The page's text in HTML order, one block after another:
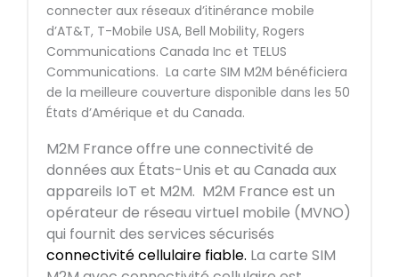
connecter aux réseaux d’itinérance mobile
d’AT&T, T-Mobile USA, Bell Mobility, Rogers
Communications Canada Inc et TELUS
Communications. La carte SIM M2M bénéficiera
de la meilleure couverture disponible dans les 50
États d’Amérique et du Canada.
M2M France offre une connectivité de
données aux États-Unis et au Canada aux
appareils IoT et M2M. M2M France est un
opérateur de réseau virtuel mobile (MVNO)
qui fournit des services sécurisés
connectivité cellulaire fiable. La carte SIM